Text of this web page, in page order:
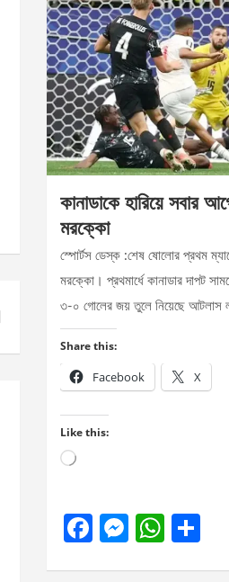
কানাডাকে হারিয়ে সবার
মরক্কো
স্পোর্টস ডেস্ক :শেষ ষোলোর প্রথম
মরক্কো। প্রথমার্ধে কানাডার দাপট
৩-০ গোলের জয় তুলে নিয়েছে আটলাস
Share this:
Facebook X
Like this:
Loading…
F
M W